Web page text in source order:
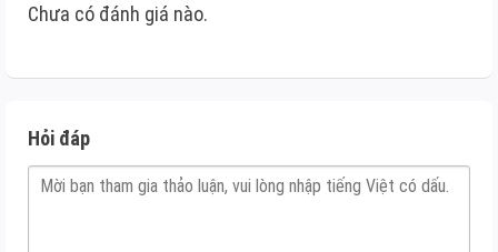
Chưa có đánh giá nào.
Hỏi đáp